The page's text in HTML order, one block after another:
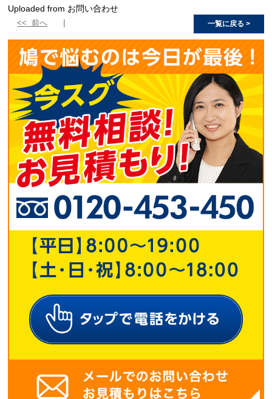
Uploaded from お問い合わせ
<< 前へ 一覧に戻る >